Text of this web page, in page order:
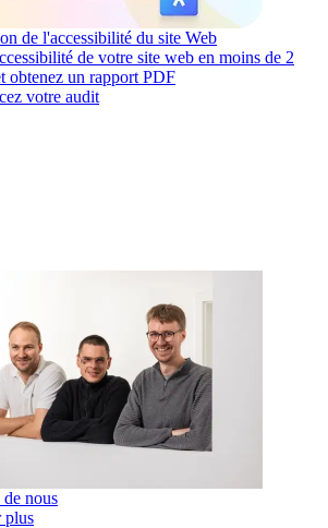
de l'accessibilité du site Web
de votre site web en moins de 2
obtenez un rapport PDF
votre audit
nous
plus